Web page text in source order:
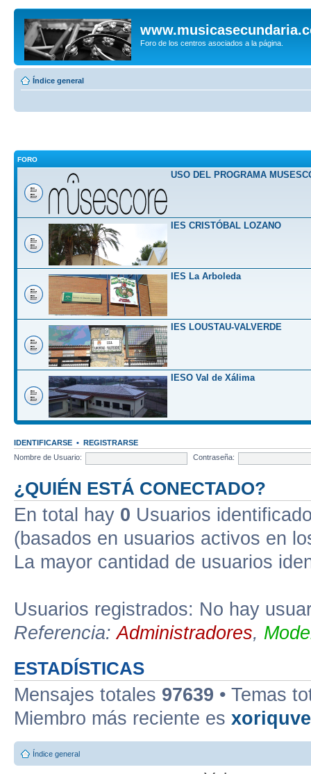
Foro de los centros asociados a la página.
Índice general
FORO
USO DEL PROGRAMA
IES CRISTÓBAL LOZANO
IES La Arboleda
IES LOUSTAU-VALVERDE
IESO Val de Xálima
IDENTIFICARSE • REGISTRARSE
Nombre de Usuario:
Contraseña:
¿QUIÉN ESTÁ CONECTADO?
En total hay 0 Usuarios
(basados en usuarios activos en
La mayor cantidad de usuarios
Usuarios registrados: No hay
Referencia:Administradores,
ESTADÍSTICAS
Mensajes totales 97639 • Temas
Miembro más reciente es
Índice general